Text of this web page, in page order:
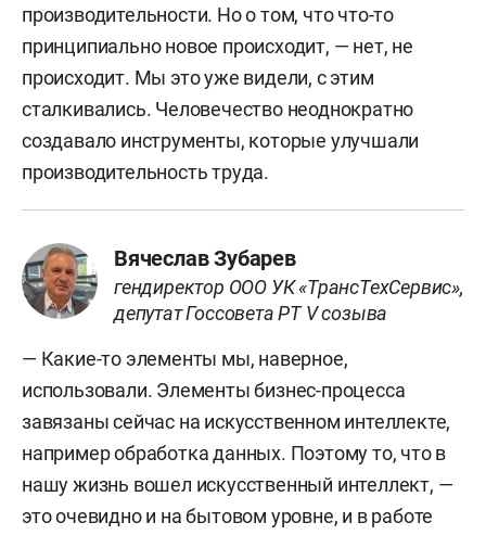
производительности. Но о том, что что-то
принципиально новое происходит, — нет, не
происходит. Мы это уже видели, с этим
сталкивались. Человечество неоднократно
создавало инструменты, которые улучшали
производительность труда.
Вячеслав Зубарев
гендиректор ООО УК «ТрансТехСервис»,
депутат Госсовета РТ V созыва
— Какие-то элементы мы, наверное,
использовали. Элементы бизнес-процесса
завязаны сейчас на искусственном интеллекте,
например обработка данных. Поэтому то, что в
нашу жизнь вошел искусственный интеллект, —
это очевидно и на бытовом уровне, и в работе